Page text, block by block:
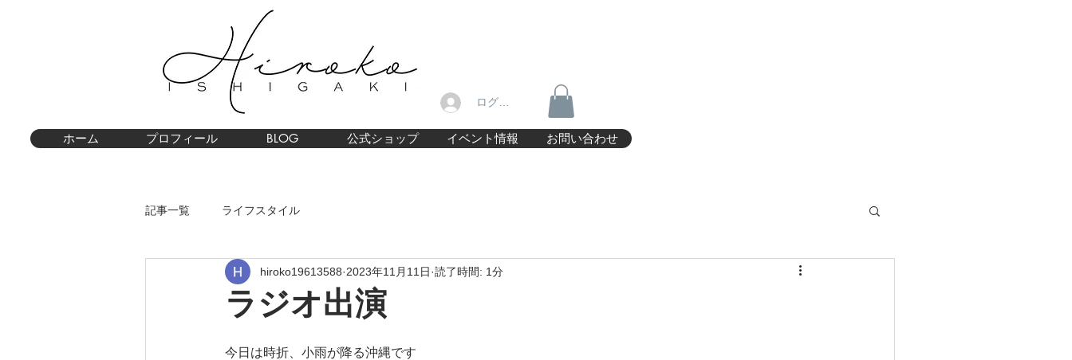
ログイン
ホーム プロフィール BLOG 公式ショップ イベント情報 お問い合わせ
記事一覧 ライフスタイル
ラジオ出演
hiroko19613588 2023年11月11日 読了時間: 1分
今日は時折、小雨が降る沖縄です